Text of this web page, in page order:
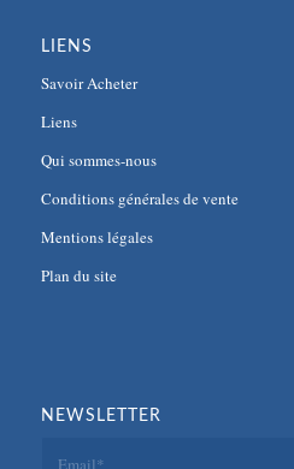
LIENS
Savoir Acheter
Liens
Qui sommes-nous
Conditions générales de vente
Mentions légales
Plan du site
NEWSLETTER